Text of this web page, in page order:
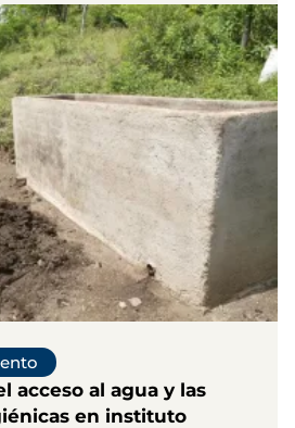
acceso al agua y las
en instituto